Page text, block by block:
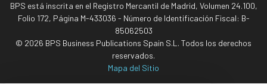
BPS está inscrita en el Registro Mercantil de Madrid, Volumen 24.100,
Folio 172, Página M-433036 - Número de Identificación Fiscal: B-
85062503
© 2026 BPS Business Publications Spain S.L. Todos los derechos
reservados.
Mapa del Sitio